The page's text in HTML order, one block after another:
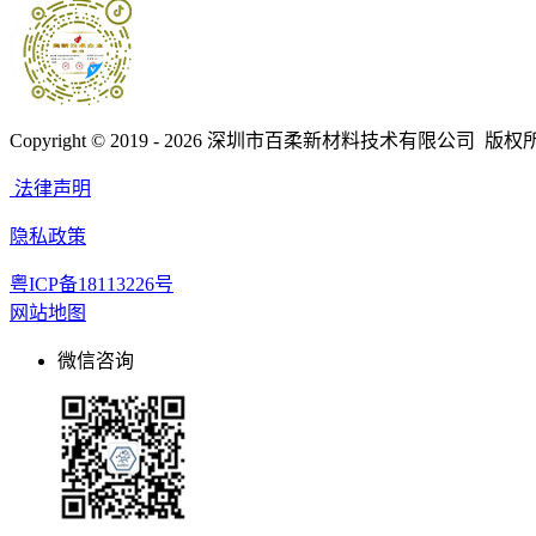
Copyright © 2019 - 2026 深圳市百柔新材料技术有限公司 版权
法律声明
隐私政策
粤ICP备18113226号
网站地图
微信咨询